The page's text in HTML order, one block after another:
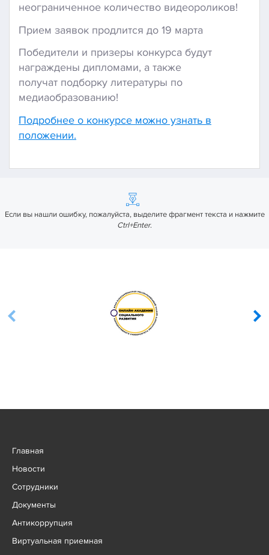
неограниченное количество видеороликов!
Прием заявок продлится до 19 марта
Победители и призеры конкурса будут
награждены дипломами, а также
получат подборку литературы по
медиаобразованию!
Подробнее о конкурсе можно узнать в
положении.
Если вы нашли ошибку, пожалуйста, выделите фрагмент текста и нажмите
Ctrl+Enter.
Главная
Новости
Сотрудники
Документы
Антикоррупция
Виртуальная приемная